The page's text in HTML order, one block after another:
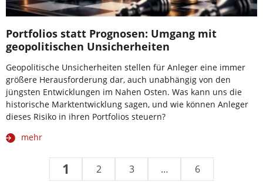
Portfolios statt Prognosen: Umgang mit
geopolitischen Unsicherheiten
Geopolitische Unsicherheiten stellen für Anleger eine immer
größere Herausforderung dar, auch unabhängig von den
jüngsten Entwicklungen im Nahen Osten. Was kann uns die
historische Marktentwicklung sagen, und wie können Anleger
dieses Risiko in ihren Portfolios steuern?
mehr
1 2 3 … 6